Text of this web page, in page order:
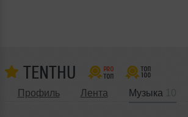
TENTHU
Профиль Лента Музыка